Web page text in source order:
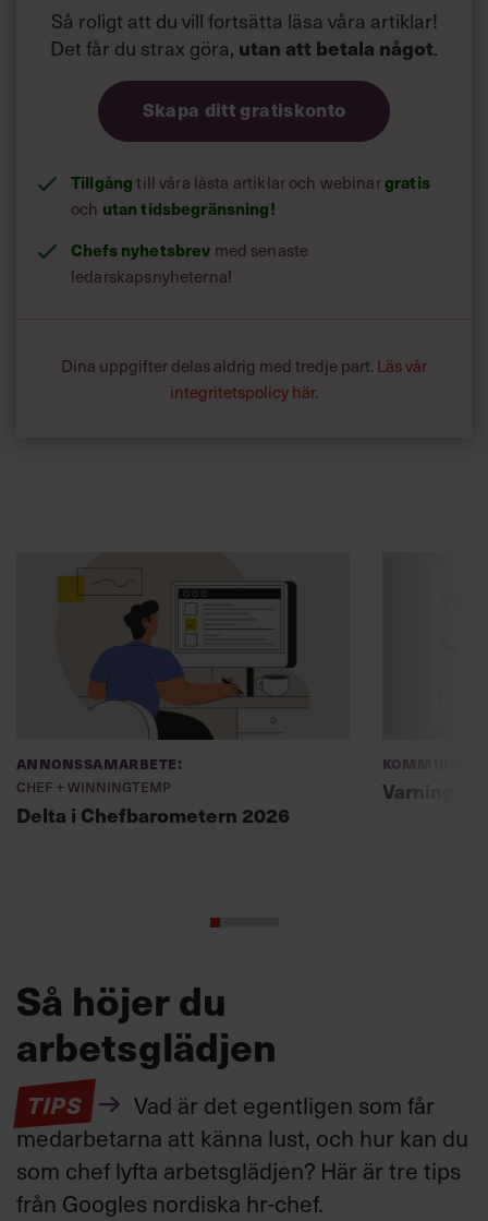
Så roligt att du vill fortsätta läsa våra artiklar!
Det får du strax göra, utan att betala något.
Skapa ditt gratiskonto
Tillgångtill våra låsta artiklar och webinargratis
och utan tidsbegränsning!
Chefs nyhetsbrev med senaste
ledarskapsnyheterna!
Dina uppgifter delas aldrig med tredje part. Läs vår
integritetspolicy här.
Annonssamarbete:
Chef + Winningtemp
Delta i Chefbarometern 2026
Varning
Så höjer du
arbetsglädjen
TIPS
Vad är det egentligen som får
medarbetarna att känna lust, och hur kan du
som chef lyfta arbetsglädjen? Här är tre tips
från Googles nordiska hr-chef.